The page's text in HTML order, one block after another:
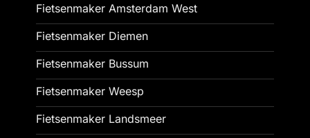
Fietsenmaker Amsterdam West
Fietsenmaker Diemen
Fietsenmaker Bussum
Fietsenmaker Weesp
Fietsenmaker Landsmeer